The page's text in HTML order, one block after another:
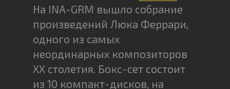
На INA-GRM вышло собрание
произведений Люка Феррари,
одного из самых
неординарных композиторов
XX столетия. Бокс-сет состоит
из 10 компакт-дисков, на